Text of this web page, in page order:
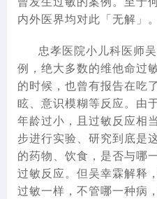
内外医界均对此「无解」。
忠孝医院小儿科医师吴
例，绝大多数的维他命过
的时候，也曾有报告在吃
眩、意识模糊等反应。由
年龄过小，且过敏反应相
步进行实验、研究到底是
的药物、饮食，是否与哪
过敏反应。但吴幸霖解释
过敏一样，不管哪一种病